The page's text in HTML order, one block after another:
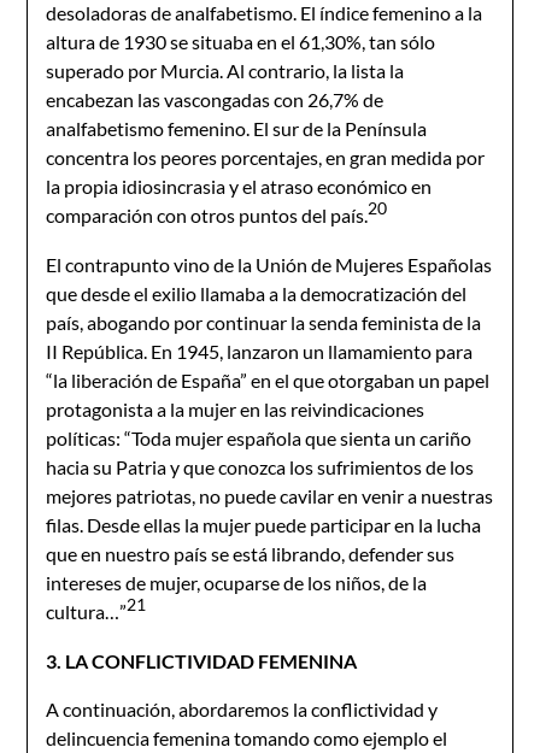
desoladoras de analfabetismo. El índice femenino a la
altura de 1930 se situaba en el 61,30%, tan sólo
superado por Murcia. Al contrario, la lista la
encabezan las vascongadas con 26,7% de
analfabetismo femenino. El sur de la Península
concentra los peores porcentajes, en gran medida por
la propia idiosincrasia y el atraso económico en
comparación con otros puntos del país.20
El contrapunto vino de la Unión de Mujeres Españolas
que desde el exilio llamaba a la democratización del
país, abogando por continuar la senda feminista de la
II República. En 1945, lanzaron un llamamiento para
“la liberación de España” en el que otorgaban un papel
protagonista a la mujer en las reivindicaciones
políticas: “Toda mujer española que sienta un cariño
hacia su Patria y que conozca los sufrimientos de los
mejores patriotas, no puede cavilar en venir a nuestras
filas. Desde ellas la mujer puede participar en la lucha
que en nuestro país se está librando, defender sus
intereses de mujer, ocuparse de los niños, de la
cultura…”21
3. LA CONFLICTIVIDAD FEMENINA
A continuación, abordaremos la conflictividad y
delincuencia femenina tomando como ejemplo el